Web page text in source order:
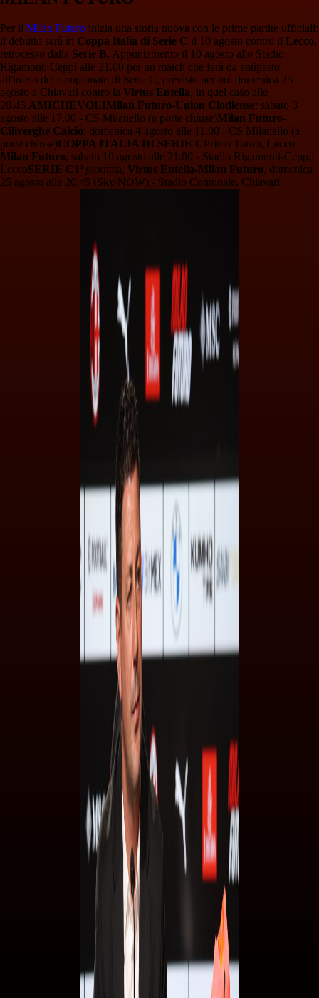
Per il Milan Futuro inizia una storia nuova con le prime partite ufficiali:
il debutto sarà in Coppa Italia di Serie C il 10 agosto contro il Lecco,
retrocesso dalla Serie B. Appuntamento il 10 agosto allo Stadio
Rigamonti Ceppi alle 21.00 per un match che farà da antipasto
all'inizio del campionato di Serie C, previsto per noi domenica 25
agosto a Chiavari contro la Virtus Entella, in quel caso alle
20.45.AMICHEVOLIMilan Futuro-Union Clodiense: sabato 3
agosto alle 17.00 - CS Milanello (a porte chiuse)Milan Futuro-
Ciliverghe Calcio: domenica 4 agosto alle 11.00 - CS Milanello (a
porte chiuse)COPPA ITALIA DI SERIE CPrimo Turno, Lecco-
Milan Futuro, sabato 10 agosto alle 21.00 - Stadio Rigamonti-Ceppi,
LeccoSERIE C 1ª giornata, Virtus Entella-Milan Futuro, domenica
25 agosto alle 20.45 (Sky/NOW) - Stadio Comunale, Chiavari